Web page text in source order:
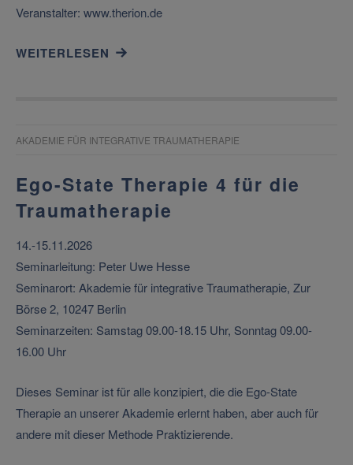
Veranstalter: www.therion.de
WEITERLESEN
AKADEMIE FÜR INTEGRATIVE TRAUMATHERAPIE
Ego-State Therapie 4 für die
Traumatherapie
14.-15.11.2026
Seminarleitung: Peter Uwe Hesse
Seminarort: Akademie für integrative Traumatherapie, Zur
Börse 2, 10247 Berlin
Seminarzeiten: Samstag 09.00-18.15 Uhr, Sonntag 09.00-
16.00 Uhr
Dieses Seminar ist für alle konzipiert, die die Ego-State
Therapie an unserer Akademie erlernt haben, aber auch für
andere mit dieser Methode Praktizierende.